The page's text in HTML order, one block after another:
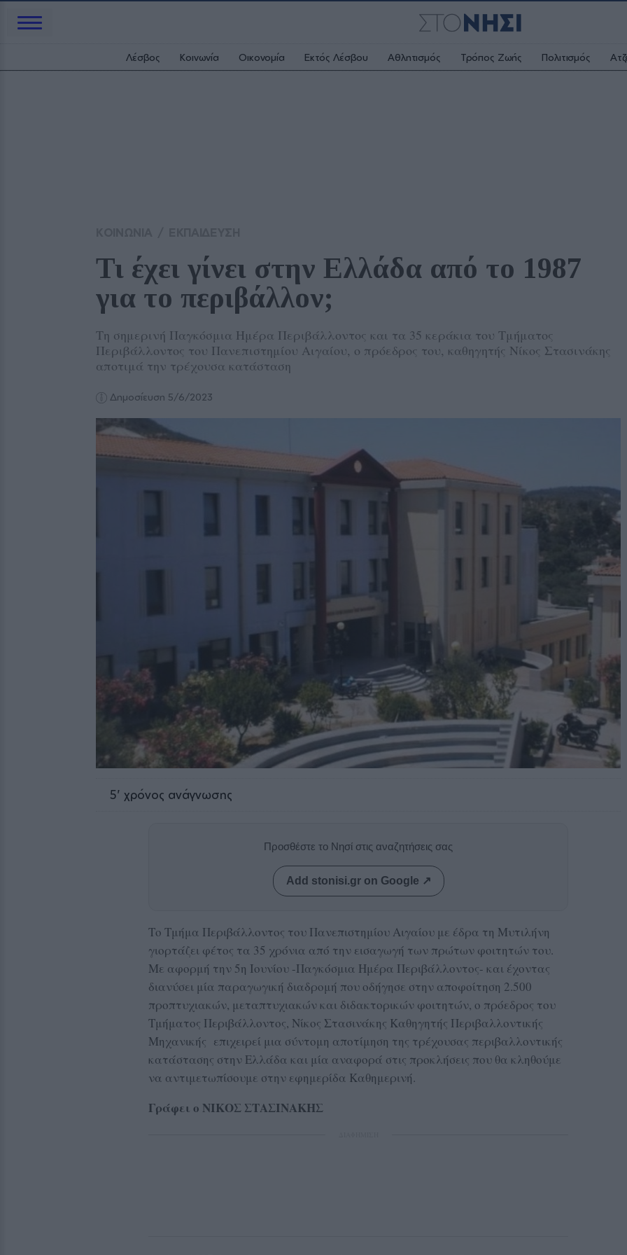
Λέσβος Κοινωνία Οικονομία Εκτός Λέσβου Αθλητισμός Τρόπος Ζωής Πολιτισμός
Τι έχει γίνει στην Ελλάδα από το 1987
για το περιβάλλον;
Τη σημερινή Παγκόσμια Ημέρα Περιβάλλοντος και τα 35 κεράκια του Τμήματος
Περιβάλλοντος του Πανεπιστημίου Αιγαίου, ο πρόεδρος του, καθηγητής Νίκος Στασινάκης
αποτιμά την τρέχουσα κατάσταση
Δημοσίευση 5/6/2023
5' χρόνος ανάγνωσης
Προσθέστε το Νησί στις αναζητήσεις σας
Add stonisi.gr on Google ↗
Το Τμήμα Περιβάλλοντος του Πανεπιστημίου Αιγαίου με έδρα τη Μυτιλήνη
γιορτάζει φέτος τα 35 χρόνια από την εισαγωγή των πρώτων φοιτητών του.
Με αφορμή την 5η Ιουνίου -Παγκόσμια Ημέρα Περιβάλλοντος- και έχοντας
διανύσει μία παραγωγική διαδρομή που οδήγησε στην αποφοίτηση 2.500
προπτυχιακών, μεταπτυχιακών και διδακτορικών φοιτητών, ο πρόεδρος του
Τμήματος Περιβάλλοντος, Νίκος Στασινάκης Καθηγητής Περιβαλλοντικής
Μηχανικής επιχειρεί μια σύντομη αποτίμηση της τρέχουσας περιβαλλοντικής
κατάστασης στην Ελλάδα και μία αναφορά στις προκλήσεις που θα κληθούμε
να αντιμετωπίσουμε στην εφημερίδα Καθημερινή.
Γράφει ο ΝΙΚΟΣ ΣΤΑΣΙΝΑΚΗΣ